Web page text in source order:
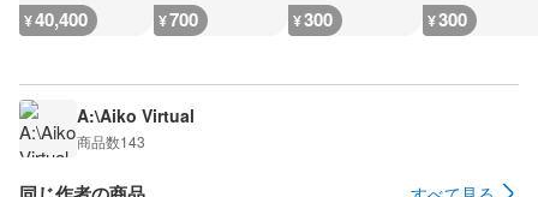
¥40,400 ¥700 ¥300 ¥300
A:\Aiko Virtual
商品数143